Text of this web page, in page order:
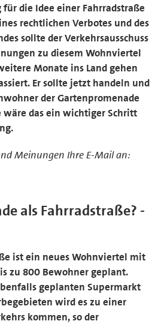
die Idee einer Fahrradstraße
rechtlichen Verbotes und des
sollte der Verkehrsausschuss
zu diesem Wohnviertel
Monate ins Land gehen
Er sollte jetzt handeln und
der Gartenpromenade
wäre das ein wichtiger Schritt
Meinungen Ihre E-Mail an:
als Fahrradstraße? -
ist ein neues Wohnviertel mit
zu 800 Bewohner geplant.
geplanten Supermarkt
wird es zu einer
kommen, so der